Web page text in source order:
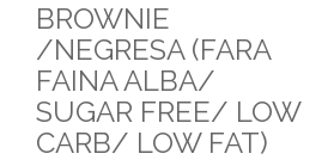
BROWNIE
/NEGRESA (FARA
FAINA ALBA/
SUGAR FREE/ LOW
CARB/ LOW FAT)